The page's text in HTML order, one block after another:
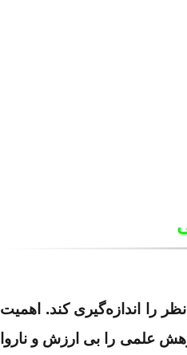
را اندازه‌گیری کند. اهمیت
علمی را بی ارزش و ناروا